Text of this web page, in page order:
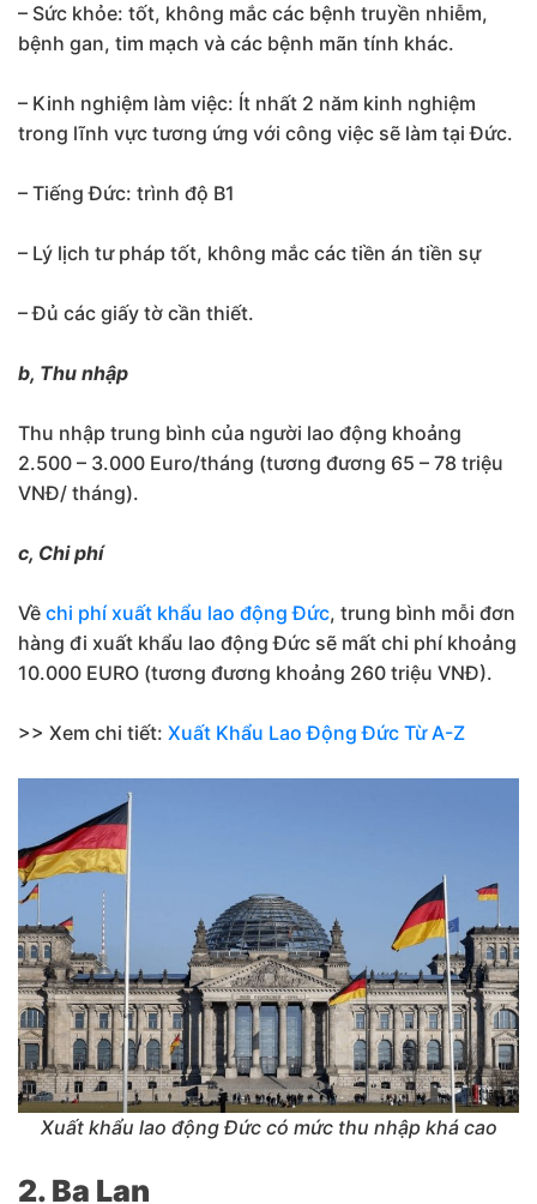
– Sức khỏe: tốt, không mắc các bệnh truyền nhiễm,
bệnh gan, tim mạch và các bệnh mãn tính khác.
– Kinh nghiệm làm việc: Ít nhất 2 năm kinh nghiệm
trong lĩnh vực tương ứng với công việc sẽ làm tại Đức.
– Tiếng Đức: trình độ B1
– Lý lịch tư pháp tốt, không mắc các tiền án tiền sự
– Đủ các giấy tờ cần thiết.
b, Thu nhập
Thu nhập trung bình của người lao động khoảng
2.500 – 3.000 Euro/tháng (tương đương 65 – 78 triệu
VNĐ/ tháng).
c, Chi phí
Về chi phí xuất khẩu lao động Đức, trung bình mỗi đơn
hàng đi xuất khẩu lao động Đức sẽ mất chi phí khoảng
10.000 EURO (tương đương khoảng 260 triệu VNĐ).
>> Xem chi tiết: Xuất Khẩu Lao Động Đức Từ A-Z
Xuất khẩu lao động Đức có mức thu nhập khá cao
2. Ba Lan